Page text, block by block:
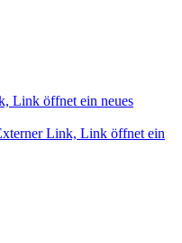
Link öffnet ein neues
Link, Link öffnet ein